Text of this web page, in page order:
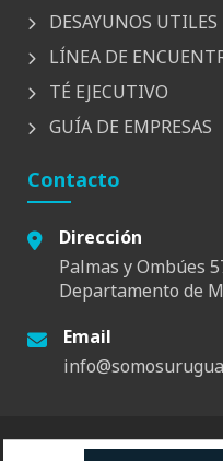
DESAYUNOS UTILES
LÍNEA DE
TÉ EJECUTIVO
GUÍA DE EMPRESAS
Contacto
Dirección
Palmas y Ombúes
Departamento de
Email
© 2026 Somos